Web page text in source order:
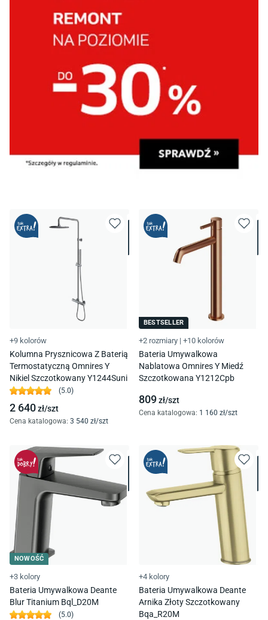
+9 kolorów
Kolumna Prysznicowa Z Baterią
Termostatyczną Omnires Y
Nikiel Szczotkowany Y1244Suni
(5.0)
2 640zł/szt
Cena katalogowa: 3 540 zł/szt
BESTSELLER
+2 rozmiary | +10 kolorów
Bateria Umywalkowa
Nablatowa Omnires Y Miedź
Szczotkowana Y1212Cpb
809zł/szt
Cena katalogowa: 1 160 zł/szt
NOWOŚĆ
+3 kolory
Bateria Umywalkowa Deante
Blur Titanium Bql_D20M
(5.0)
+4 kolory
Bateria Umywalkowa Deante
Arnika Złoty Szczotkowany
Bqa_R20M